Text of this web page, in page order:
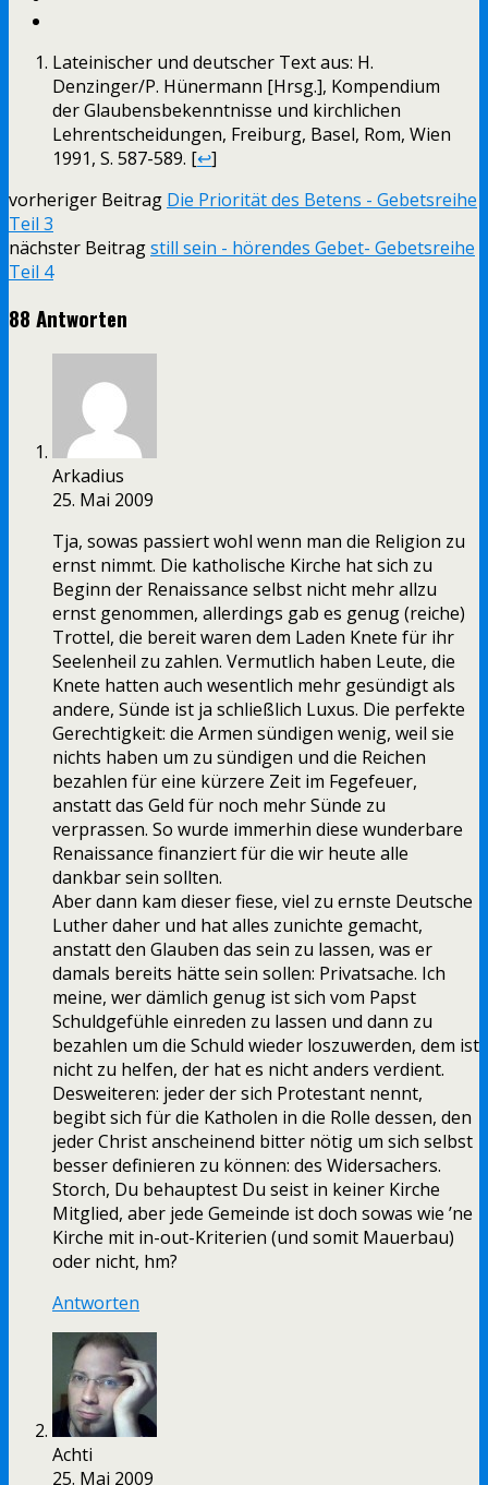
Lateinischer und deutscher Text aus: H.
Denzinger/P. Hünermann [Hrsg.], Kompendium
der Glaubensbekenntnisse und kirchlichen
Lehrentscheidungen, Freiburg, Basel, Rom, Wien
1991, S. 587-589. [↩]
vorheriger Beitrag Die Priorität des Betens - Gebetsreihe
Teil 3
nächster Beitragstill sein - hörendes Gebet- Gebetsreihe
Teil 4
88 Antworten
Arkadius
25. Mai 2009
Tja, sowas passiert wohl wenn man die Religion zu
ernst nimmt. Die katholische Kirche hat sich zu
Beginn der Renaissance selbst nicht mehr allzu
ernst genommen, allerdings gab es genug (reiche)
Trottel, die bereit waren dem Laden Knete für ihr
Seelenheil zu zahlen. Vermutlich haben Leute, die
Knete hatten auch wesentlich mehr gesündigt als
andere, Sünde ist ja schließlich Luxus. Die perfekte
Gerechtigkeit: die Armen sündigen wenig, weil sie
nichts haben um zu sündigen und die Reichen
bezahlen für eine kürzere Zeit im Fegefeuer,
anstatt das Geld für noch mehr Sünde zu
verprassen. So wurde immerhin diese wunderbare
Renaissance finanziert für die wir heute alle
dankbar sein sollten.
Aber dann kam dieser fiese, viel zu ernste Deutsche
Luther daher und hat alles zunichte gemacht,
anstatt den Glauben das sein zu lassen, was er
damals bereits hätte sein sollen: Privatsache. Ich
meine, wer dämlich genug ist sich vom Papst
Schuldgefühle einreden zu lassen und dann zu
bezahlen um die Schuld wieder loszuwerden, dem ist
nicht zu helfen, der hat es nicht anders verdient.
Desweiteren: jeder der sich Protestant nennt,
begibt sich für die Katholen in die Rolle dessen, den
jeder Christ anscheinend bitter nötig um sich selbst
besser definieren zu können: des Widersachers.
Storch, Du behauptest Du seist in keiner Kirche
Mitglied, aber jede Gemeinde ist doch sowas wie ’ne
Kirche mit in-out-Kriterien (und somit Mauerbau)
oder nicht, hm?
Antworten
Achti
25. Mai 2009